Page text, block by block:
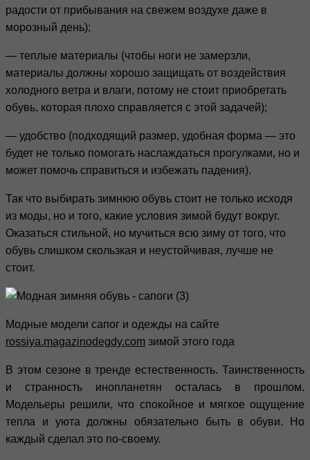
радости от прибывания на свежем воздухе даже в
морозный день);
— теплые материалы (чтобы ноги не замерзли,
материалы должны хорошо защищать от воздействия
холодного ветра и влаги, потому не стоит приобретать
обувь, которая плохо справляется с этой задачей);
— удобство (подходящий размер, удобная форма — это
будет не только помогать наслаждаться прогулками, но и
может помочь справиться и избежать падения).
Так что выбирать зимнюю обувь стоит не только исходя
из моды, но и того, какие условия зимой будут вокруг.
Оказаться стильной, но мучиться всю зиму от того, что
обувь слишком скользкая и неустойчивая, лучше не
стоит.
Модные модели сапог и одежды на сайте
rossiya.magazinodegdy.com зимой этого года
В этом сезоне в тренде естественность. Таинственность
и странность инопланетян осталась в прошлом.
Модельеры решили, что спокойное и мягкое ощущение
тепла и уюта должны обязательно быть в обуви. Но
каждый сделал это по-своему.